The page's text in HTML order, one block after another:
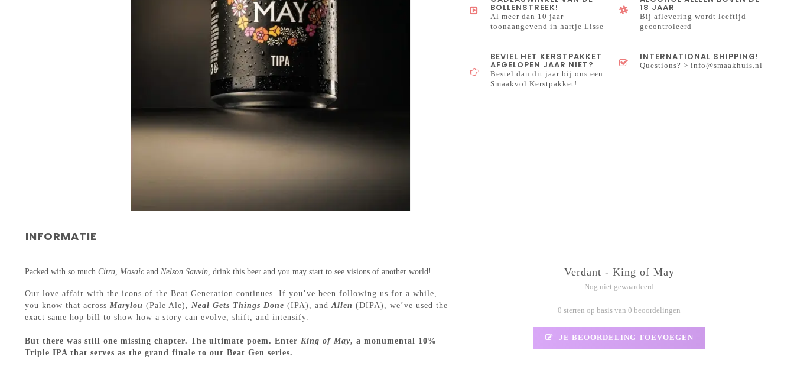
BOLLENSTREEK!
Al meer dan 10 jaar
toonaangevend in hartje Lisse
18 JAAR
Bij aflevering wordt leeftijd
gecontroleerd
BEVIEL HET KERSTPAKKET
AFGELOPEN JAAR NIET?
Bestel dan dit jaar bij ons een
Smaakvol Kerstpakket!
INTERNATIONAL SHIPPING!
Questions? >info@smaakhuis.nl
INFORMATIE
Packed with so much Citra Mosaic and Nelson Sauvin , drink this beer and you may start to see visions of another world!
Our love affair with the icons of the Beat Generation continues. If you’ve been following us for a while,
you know that across Marylou (Pale Ale), Neal Gets Things Done (IPA), and Allen (DIPA), we’ve used the
exact same hop bill to show how a story can evolve, shift, and intensify.
But there was still one missing chapter. The ultimate poem. Enter King of May, a monumental 10%
Triple IPA that serves as the grand finale to our Beat Gen series.
Verdant - King of May
Nog niet gewaardeerd
0 sterren op basis van 0 beoordelingen
JE BEOORDELING TOEVOEGEN